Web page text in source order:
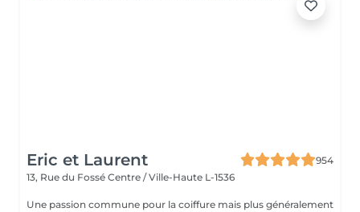
Eric et Laurent
954
13, Rue du Fossé Centre / Ville-Haute L-1536
Une passion commune pour la coiffure mais plus généralement